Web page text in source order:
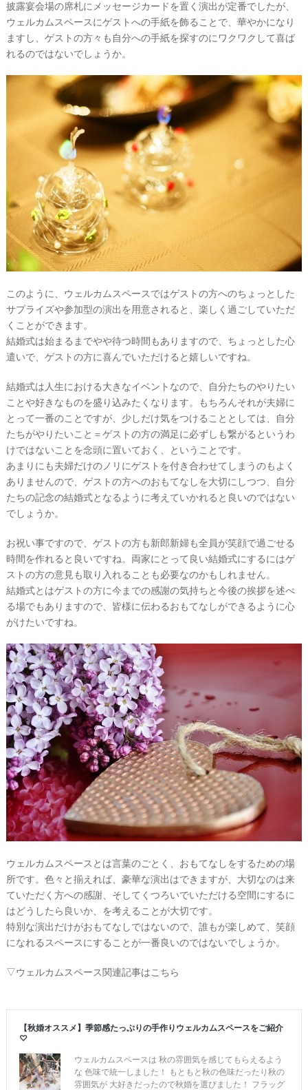
披露宴会場の席札にメッセージカードを置く演出が定番でしたが、
ウェルカムスペースにゲストへの手紙を飾ることで、華やかになり
ますし、ゲストの方々も自分への手紙を探すのにワクワクして喜ば
れるのではないでしょうか。
このように、ウェルカムスペースではゲストの方へのちょっとした
サプライズや参加型の演出を用意されると、楽しく過ごしていただ
くことができます。
結婚式は始まるまでやや待つ時間もありますので、ちょっとした心
遣いで、ゲストの方に喜んでいただけると嬉しいですね。
結婚式は人生における大きなイベントなので、自分たちのやりたい
ことや好きなものを盛り込みたくなります。もちろんそれが夫婦に
とって一番のことですが、少しだけ気をつけることとしては、自分
たちがやりたいこと＝ゲストの方の満足に必ずしも繋がるというわ
けではないことを念頭に置いておく、ということです。
あまりにも夫婦だけのノリにゲストを付き合わせてしまうのもよく
ありませんので、ゲストの方へのおもてなしを大切にしつつ、自分
たちの記念の結婚式となるように考えていかれると良いのではない
でしょうか。
お祝い事ですので、ゲストの方も新郎新婦も全員が笑顔で過ごせる
時間を作れると良いですね。両家にとって良い結婚式にするにはゲ
ストの方の意見も取り入れることも必要なのかもしれません。
結婚式とはゲストの方に今までの感謝の気持ちと今後の挨拶を述べ
る場でもありますので、皆様に伝わるおもてなしができるように心
がけたいですね。
ウェルカムスペースとは言葉のごとく、おもてなしをするための場
所です。色々と揃えれば、豪華な演出はできますが、大切なのは来
ていただく方への感謝、そしてくつろいでいただける空間にするに
はどうしたら良いか、を考えることが大切です。
特別な演出だけがおもてなしではないので、誰もが楽しめて、笑顔
になれるスペースにすることが一番良いのではないでしょうか。
▽ウェルカムスペース関連記事はこちら